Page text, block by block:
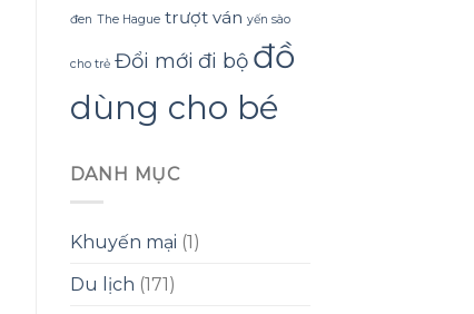
đen The Hague trượt ván yến sào
cho trẻ Đổi mới đi bộ đồ
dùng cho bé
DANH MỤC
Khuyến mại (1)
Du lịch (171)